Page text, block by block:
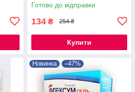
Готово до відправки
134 ₴ 254 ₴
Купити
Новинка –47%